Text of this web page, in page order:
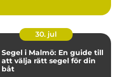
30. jul
Segel i Malmö: En guide till
att välja rätt segel för din
båt